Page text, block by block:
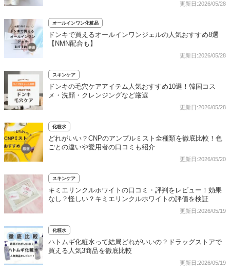
更新日:2026/05/28
オールインワン化粧品
ドンキで買えるオールインワンジェルの人気おすすめ8選
【NMN配合も】
更新日:2026/05/28
スキンケア
ドンキの毛穴ケアアイテム人気おすすめ10選！韓国コス
メ・洗顔・クレンジングなど厳選
更新日:2026/05/28
化粧水
どれがいい？CNPのアンプルミスト全種類を徹底比較！色
ごとの違いや愛用者の口コミも紹介
更新日:2026/05/20
スキンケア
キミエリンクルホワイトの口コミ・評判をレビュー！効果
なし？怪しい？キミエリンクルホワイトの評価を検証
更新日:2026/05/19
化粧水
ハトムギ化粧水って結局どれがいいの？ドラッグストアで
買える人気3商品を徹底比較
更新日:2026/05/19